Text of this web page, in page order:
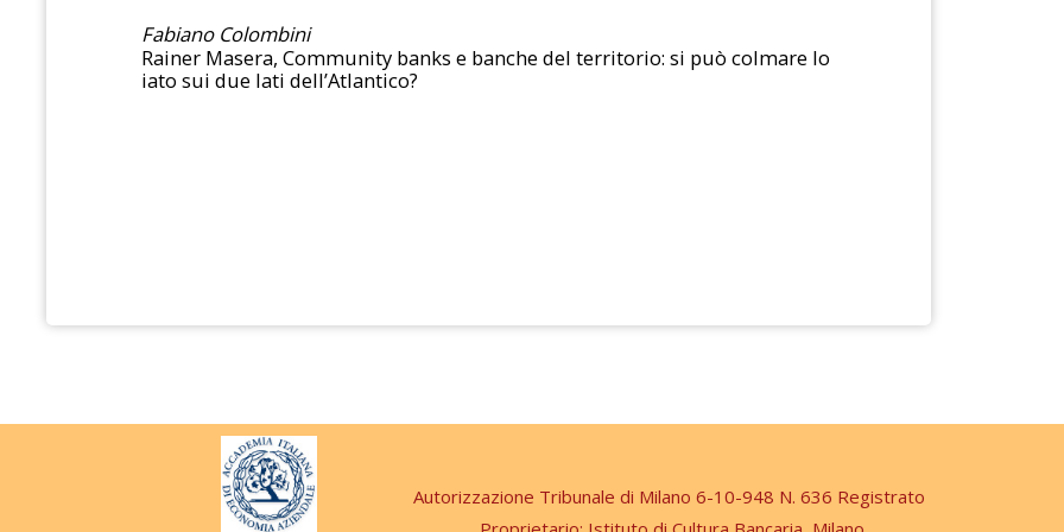
Fabiano Colombini
Rainer Masera, Community banks e banche del territorio: si può colmare lo
iato sui due lati dell’Atlantico?
Autorizzazione Tribunale di Milano 6-10-948 N. 636 Registrato